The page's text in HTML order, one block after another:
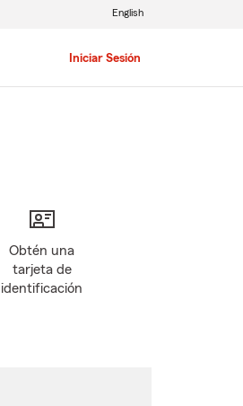
Iniciar Sesión
English
Obtén una
tarjeta de
identificación